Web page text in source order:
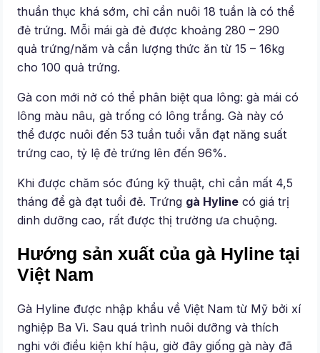
thuần thục khá sớm, chỉ cần nuôi 18 tuần là có thể
đẻ trứng. Mỗi mái gà đẻ được khoảng 280 – 290
quả trứng/năm và cần lượng thức ăn từ 15 – 16kg
cho 100 quả trứng.
Gà con mới nở có thể phân biệt qua lông: gà mái có
lông màu nâu, gà trống có lông trắng. Gà này có
thể được nuôi đến 53 tuần tuổi vẫn đạt năng suất
trứng cao, tỷ lệ đẻ trứng lên đến 96%.
Khi được chăm sóc đúng kỹ thuật, chỉ cần mất 4,5
tháng để gà đạt tuổi đẻ. Trứng gà Hyline có giá trị
dinh dưỡng cao, rất được thị trường ưa chuộng.
Hướng sản xuất của gà Hyline tại
Việt Nam
Gà Hyline được nhập khẩu về Việt Nam từ Mỹ bởi xí
nghiệp Ba Vì. Sau quá trình nuôi dưỡng và thích
nghi với điều kiện khí hậu, giờ đây giống gà này đã